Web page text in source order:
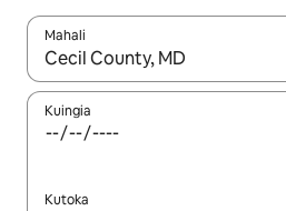
Mahali
Wakati matokeo yanapatikana,
Kuingia
Kutoka